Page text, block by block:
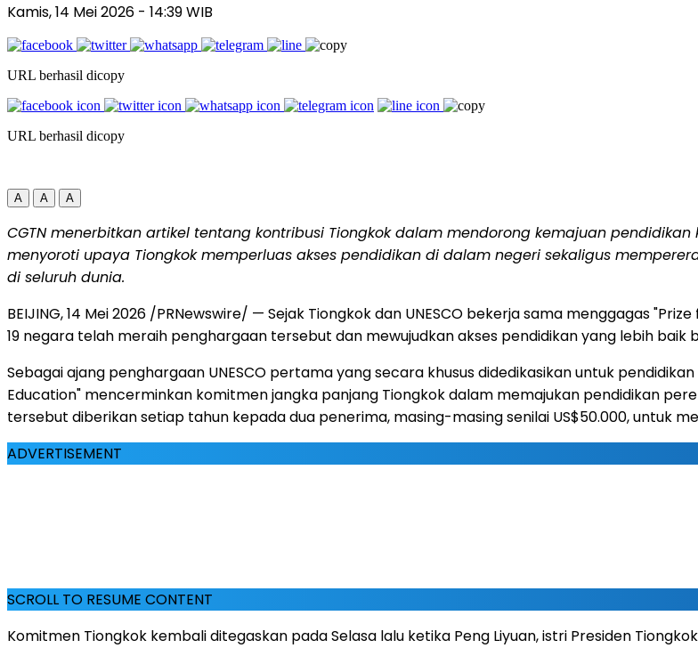
Kamis, 14 Mei 2026 - 14:39 WIB
URL berhasil dicopy
URL berhasil dicopy
A A A
CGTN menerbitkan artikel tentang kontribusi Tiongkok dalam mendorong kemajuan
menyoroti upaya Tiongkok memperluas akses pendidikan di dalam negeri sekaligus
di seluruh dunia.
BEIJING, 14 Mei 2026 /PRNewswire/ — Sejak Tiongkok dan UNESCO bekerja sama menggagas
19 negara telah meraih penghargaan tersebut dan mewujudkan akses pendidikan yang lebih baik
Sebagai ajang penghargaan UNESCO pertama yang secara khusus didedikasikan untuk
Education" mencerminkan komitmen jangka panjang Tiongkok dalam memajukan pendidikan
tersebut diberikan setiap tahun kepada dua penerima, masing-masing senilai US$50.000, untuk
ADVERTISEMENT
SCROLL TO RESUME CONTENT
Komitmen Tiongkok kembali ditegaskan pada Selasa lalu ketika Peng Liyuan, istri Presiden